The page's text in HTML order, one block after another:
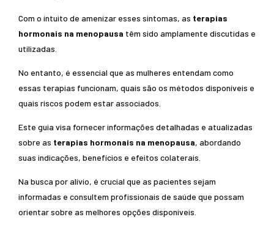
Com o intuito de amenizar esses sintomas, as terapias
hormonais na menopausa têm sido amplamente discutidas e
utilizadas.
No entanto, é essencial que as mulheres entendam como
essas terapias funcionam, quais são os métodos disponíveis e
quais riscos podem estar associados.
Este guia visa fornecer informações detalhadas e atualizadas
sobre as terapias hormonais na menopausa, abordando
suas indicações, benefícios e efeitos colaterais.
Na busca por alívio, é crucial que as pacientes sejam
informadas e consultem profissionais de saúde que possam
orientar sobre as melhores opções disponíveis.